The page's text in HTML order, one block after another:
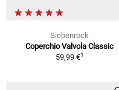
Siebenrock
Coperchio Valvola Classic
59,99 €1